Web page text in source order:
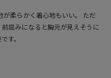
が柔らかく着心地もいい。 ただ
屈みになると胸元が見えそうに
す。